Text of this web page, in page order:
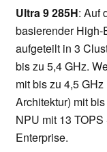
Ultra 9 285H: Auf
basierender High-
aufgeteilt in 3
bis zu 5,4 GHz.
mit bis zu 4,5
Architektur) mit
NPU mit 13
Enterprise.